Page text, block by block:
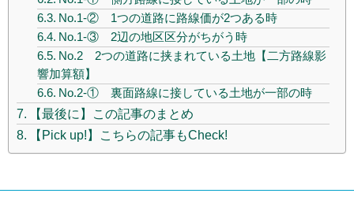
No.1-② 1つの道路に路線価が2つある時
No.1-③ 2辺の地区区分がちがう時
No.2 2つの道路に挟まれている土地【二方路線影
響加算額】
No.2-① 裏面路線に接している土地が一部の時
【最後に】この記事のまとめ
【Pick up!】こちらの記事もCheck!